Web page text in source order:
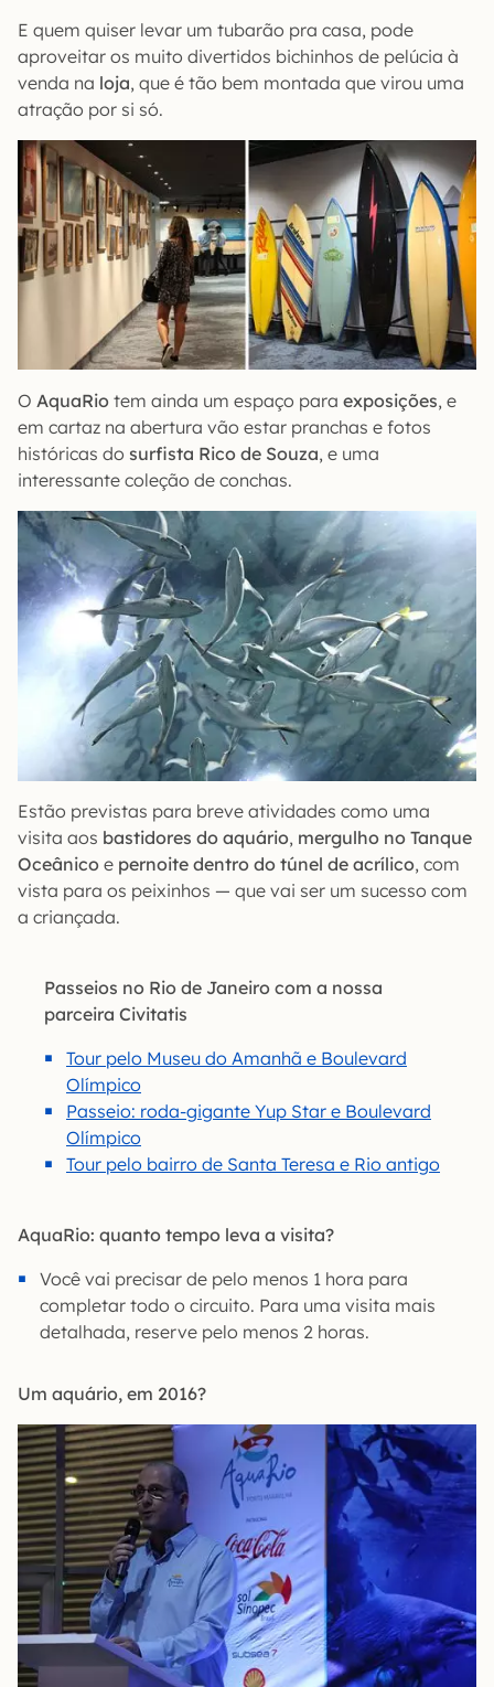
E quem quiser levar um tubarão pra casa, pode
aproveitar os muito divertidos bichinhos de pelúcia à
venda na loja, que é tão bem montada que virou uma
atração por si só.
O AquaRio tem ainda um espaço para exposições, e
em cartaz na abertura vão estar pranchas e fotos
históricas do surfista Rico de Souza, e uma
interessante coleção de conchas.
Estão previstas para breve atividades como uma
visita aos bastidores do aquário, mergulho no Tanque
Oceânico e pernoite dentro do túnel de acrílico, com
vista para os peixinhos — que vai ser um sucesso com
a criançada.
Passeios no Rio de Janeiro com a nossa
parceira Civitatis
Tour pelo Museu do Amanhã e Boulevard
Olímpico
Passeio: roda-gigante Yup Star e Boulevard
Olímpico
Tour pelo bairro de Santa Teresa e Rio antigo
AquaRio: quanto tempo leva a visita?
Você vai precisar de pelo menos 1 hora para
completar todo o circuito. Para uma visita mais
detalhada, reserve pelo menos 2 horas.
Um aquário, em 2016?